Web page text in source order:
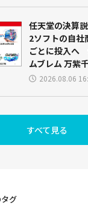
任天堂の決算
2ソフトの自社
ごとに投入へ
ムブレム 万紫
2026.08.06
すべて見る
グ